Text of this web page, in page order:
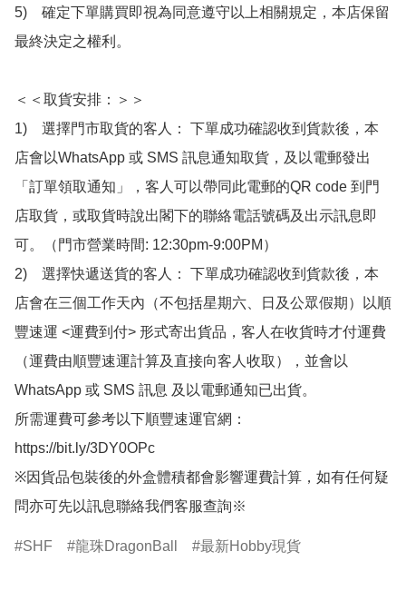
5)　確定下單購買即視為同意遵守以上相關規定，本店保留
最終決定之權利。
＜＜取貨安排：＞＞
1)　選擇門市取貨的客人： 下單成功確認收到貨款後，本
店會以WhatsApp 或 SMS 訊息通知取貨，及以電郵發出
「訂單領取通知」，客人可以帶同此電郵的QR code 到門
店取貨，或取貨時說出閣下的聯絡電話號碼及出示訊息即
可。（門市營業時間: 12:30pm-9:00PM）
2)　選擇快遞送貨的客人： 下單成功確認收到貨款後，本
店會在三個工作天內（不包括星期六、日及公眾假期）以順
豐速運 <運費到付> 形式寄出貨品，客人在收貨時才付運費
（運費由順豐速運計算及直接向客人收取），並會以
WhatsApp 或 SMS 訊息 及以電郵通知已出貨。
所需運費可參考以下順豐速運官網：
https://bit.ly/3DY0OPc
※因貨品包裝後的外盒體積都會影響運費計算，如有任何疑
問亦可先以訊息聯絡我們客服查詢※
SHF 龍珠DragonBall 最新Hobby現貨